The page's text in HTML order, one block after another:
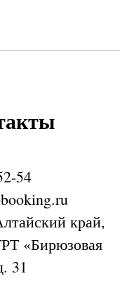
54
край,
«Бирюзовая
31